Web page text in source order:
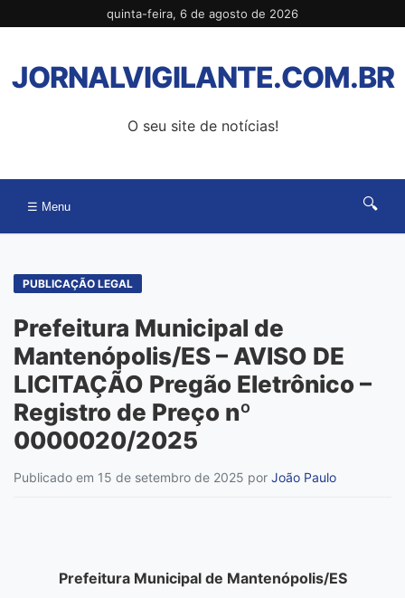
para
conteúdo
quinta-feira, 6 de agosto de 2026
JORNALVIGILANTE.COM.BR
O seu site de notícias!
☰ Menu 🔍
PUBLICAÇÃO LEGAL
Prefeitura Municipal de
Mantenópolis/ES – AVISO DE
LICITAÇÃO Pregão Eletrônico –
Registro de Preço nº
0000020/2025
Publicado em 15 de setembro de 2025 por João Paulo
Prefeitura Municipal de Mantenópolis/ES